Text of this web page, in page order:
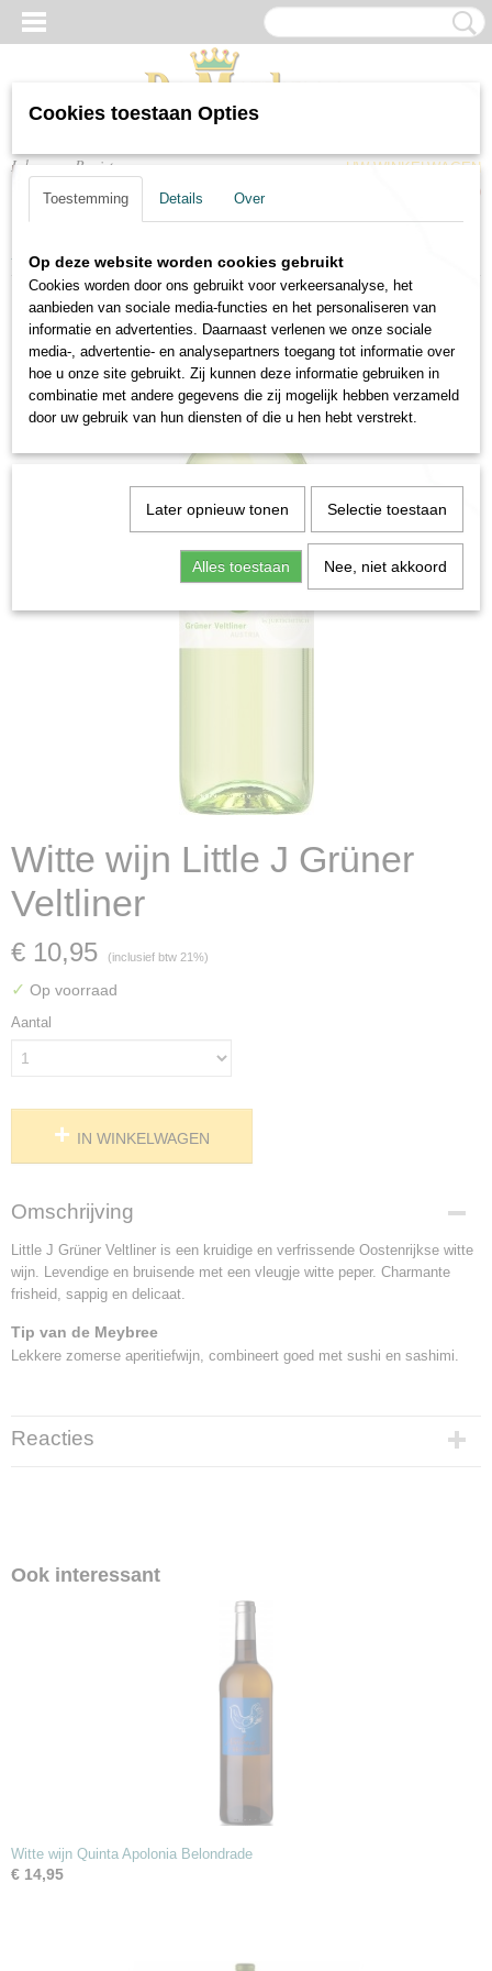
Inloggen Registreren
UW WINKELWAGEN
(0)
Home > > Witte wijnen Witte wijn Little J Grüner Veltliner
Witte wijn Little J Grüner
Veltliner
€ 10,95 (inclusief btw 21%)
✓ Op voorraad
Aantal
IN WINKELWAGEN
Omschrijving
Little J Grüner Veltliner is een kruidige en verfrissende Oostenrijkse witte
wijn. Levendige en bruisende met een vleugje witte peper. Charmante
frisheid, sappig en delicaat.
Tip van de Meybree
Lekkere zomerse aperitiefwijn, combineert goed met sushi en sashimi.
Reacties
Ook interessant
Witte wijn Quinta Apolonia Belondrade
€ 14,95
Cookies toestaan Opties
Toestemming Details Over
Op deze website worden cookies gebruikt
Cookies worden door ons gebruikt voor verkeersanalyse, het
aanbieden van sociale media-functies en het personaliseren van
informatie en advertenties. Daarnaast verlenen we onze sociale
media-, advertentie- en analysepartners toegang tot informatie over
hoe u onze site gebruikt. Zij kunnen deze informatie gebruiken in
combinatie met andere gegevens die zij mogelijk hebben verzameld
door uw gebruik van hun diensten of die u hen hebt verstrekt.
Later opnieuw tonen Selectie toestaan
Alles toestaan Nee, niet akkoord